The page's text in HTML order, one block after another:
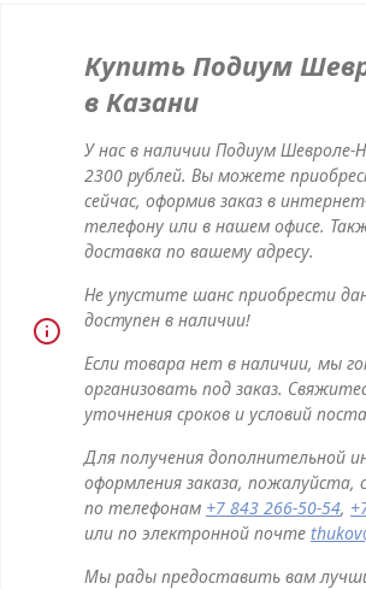
Купить Подиум
в Казани
У нас в наличии Подиум Шевроле-
2300 рублей. Вы можете
сейчас, оформив заказ в
телефону или в нашем офисе.
доставка по вашему адресу.
Не упустите шанс приобрести
доступен в наличии!
Если товара нет в наличии, мы
организовать под заказ.
уточнения сроков и условий
Для получения дополнительной
оформления заказа, пожалуйста,
по телефонам +7 843 266-50-54,
или по электронной почте
Мы рады предоставить вам